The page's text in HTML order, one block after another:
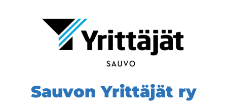
Sauvon Yrittäjät ry